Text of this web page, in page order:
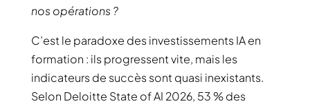
nos opérations ?
C’est le paradoxe des investissements IA en
formation : ils progressent vite, mais les
indicateurs de succès sont quasi inexistants.
Selon Deloitte State of AI 2026, 53 % des